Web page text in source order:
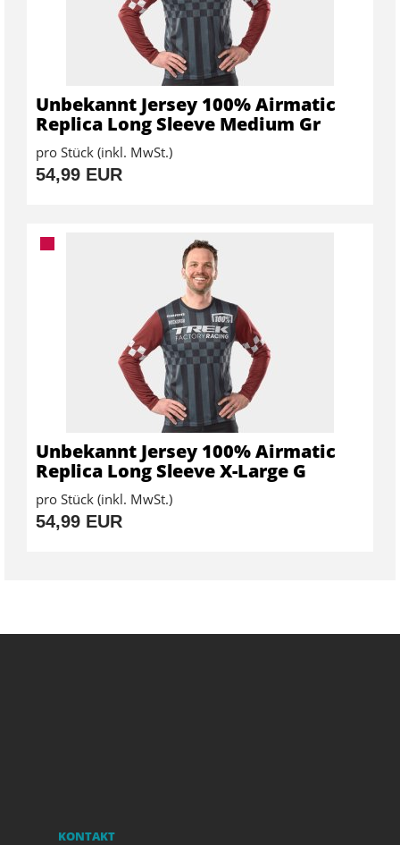
Unbekannt Jersey 100% Airmatic
Replica Long Sleeve Medium Gr
pro Stück (inkl. MwSt.)
54,99 EUR
Unbekannt Jersey 100% Airmatic
Replica Long Sleeve X-Large G
pro Stück (inkl. MwSt.)
54,99 EUR
KONTAKT